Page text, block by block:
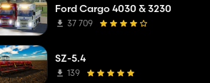
Ford Cargo 4030 & 3230
37 709
SZ-5.4
139